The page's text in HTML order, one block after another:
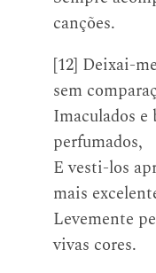
canções.
[12] Deixai-
sem
Imaculados e
perfumados,
E vesti-los
mais
Levemente
vivas cores.